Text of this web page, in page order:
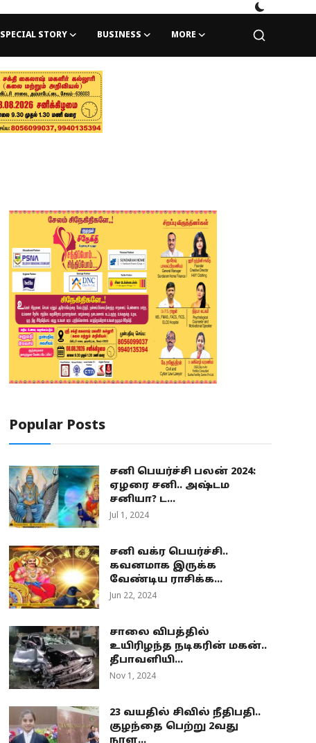
SPECIAL STORY BUSINESS MORE
Popular Posts
சனி பெயர்ச்சி பலன் 2024:
ஏழரை சனி.. அஷ்டம
சனியா? ட...
Jul 1, 2024
சனி வக்ர பெயர்ச்சி..
கவனமாக இருக்க
வேண்டிய ராசிக்க...
Jun 22, 2024
சாலை விபத்தில்
உயிரிழந்த நடிகரின் மகன்..
தீபாவளியி...
Nov 1, 2024
23 வயதில் சிவில் நீதிபதி..
குழந்தை பெற்று 2வது
நாள...